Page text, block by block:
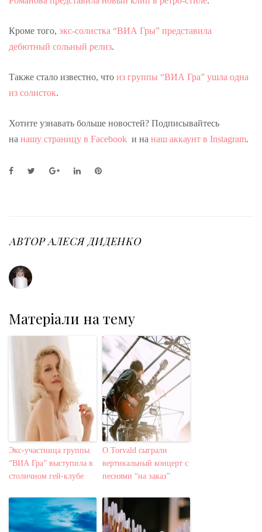
Кроме того, экс-солистка “ВИА Гры” представила
дебютный сольный релиз.
Также стало известно, что из группы “ВИА Гра” ушла одна
из солисток.
Хотите узнавать больше новостей? Подписывайтесь
на нашу страницу в Facebook и на наш аккаунт в Instagram.
o
k
r
+
I
n
e
s
АВТОРАЛЕСЯ ДИДЕНКО
Матеріали на тему
Экс-участница группы
“ВИА Гра” выступила в
столичном гей-клубе
O.Torvald сыграли
вертикальный концерт с
песнями “на заказ”